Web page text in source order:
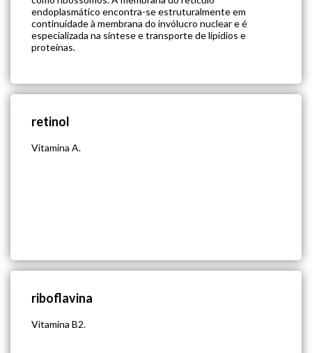
endoplasmático encontra-se estruturalmente em
continuidade à membrana do invólucro nuclear e é
especializada na síntese e transporte de lipídios e
proteínas.
retinol
Vitamina A.
riboflavina
Vitamina B2.